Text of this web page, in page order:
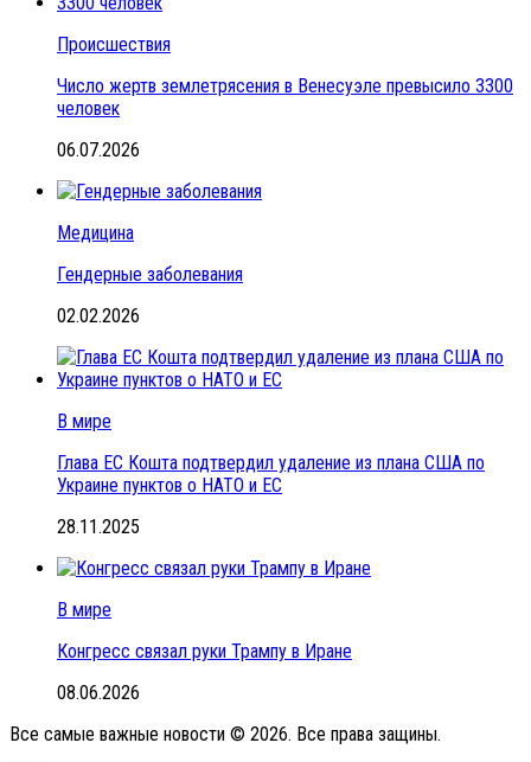
Происшествия
Число жертв землетрясения в Венесуэле превысило 3300
человек
06.07.2026
Медицина
Гендерные заболевания
02.02.2026
В мире
Глава ЕС Кошта подтвердил удаление из плана США по
Украине пунктов о НАТО и ЕС
28.11.2025
В мире
Конгресс связал руки Трампу в Иране
08.06.2026
Все самые важные новости © 2026. Все права защины.